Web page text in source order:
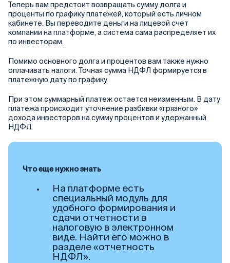
Теперь вам предстоит возвращать сумму долга и
проценты по графику платежей, который есть личном
кабинете. Вы переводите деньги на лицевой счет
компании на платформе, а система сама распределяет их
по инвесторам.
Помимо основного долга и процентов вам также нужно
оплачивать налоги. Точная сумма НДФЛ формируется в
платежную дату по графику.
При этом суммарный платеж остается неизменным. В дату
платежа происходит уточнение разбивки «грязного»
дохода инвесторов на сумму процентов и удержанный
НДФЛ.
Что еще нужно знать
На платформе есть
специальный модуль для
удобного формирования и
сдачи отчетности в
налоговую в электронном
виде. Найти его можно в
разделе «отчетность
НДФЛ».